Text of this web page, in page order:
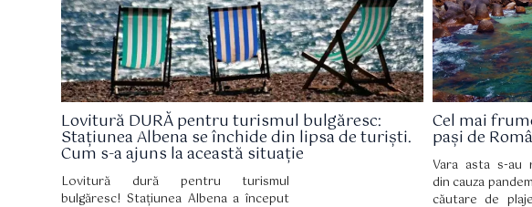
Lovitură DURĂ pentru turismul bulgăresc:
Stațiunea Albena se închide din lipsa de turiști.
Cum s-a ajuns la această situație
Lovitură dură pentru turismul
bulgăresc! Stațiunea Albena a început
Cel mai
pași de
Vara asta s-au
din cauza
căutare de